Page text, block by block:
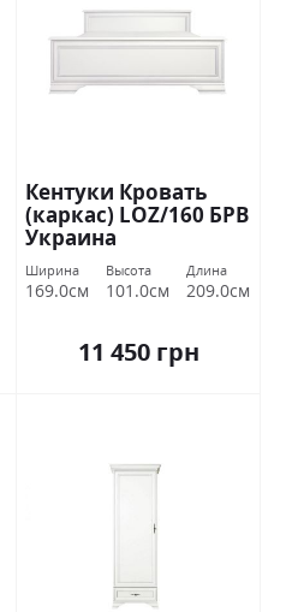
Кентуки Кровать
(каркас) LOZ/160 БРВ
Украина
Ширина
169.0см
Высота
101.0см
Длина
209.0см
11 450 грн